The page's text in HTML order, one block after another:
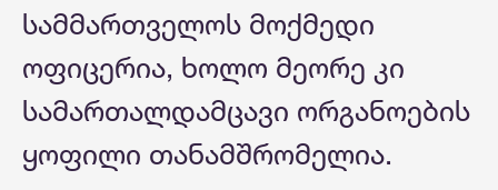
სამმართველოს მოქმედი
ოფიცერია, ხოლო მეორე კი
სამართალდამცავი ორგანოების
ყოფილი თანამშრომელია.